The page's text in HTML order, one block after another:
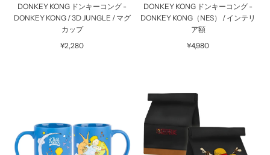
DONKEY KONG ドンキーコング -
DONKEY KONG / 3D JUNGLE / マグ
カップ
¥2,280
DONKEY KONG ドンキーコング -
DONKEY KONG（NES） / インテリ
ア額
¥4,980